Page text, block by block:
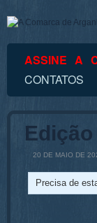
ASSINE A
CONTATOS
20 DE MAIO DE
Precisa de